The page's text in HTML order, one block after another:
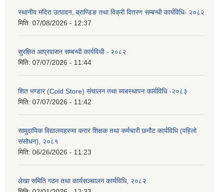
स्थानीय मदिरा उत्पादन, ब्राण्डिङ तथा विक्री वितरण सम्बन्धी कार्यविधि- २०८२
मिति: 07/08/2026 - 12:37
सुरक्षित आप्रवासन सम्बन्धी कार्यविधी - २०८२
मिति: 07/07/2026 - 11:44
शित भण्डार (Cold Store) संचालन तथा ब्यबस्थापन कार्यविधि -२०८३
मिति: 07/07/2026 - 11:42
सामुदायिक विद्यालयहरुमा करार शिक्षक तथा कर्मचारी छनौट कार्यविधि (पहिलो
संसोधन), २०८१
मिति: 06/26/2026 - 11:23
लेखा समिति गठन तथा कार्यसञ्चालन कार्यविधि, २०८२